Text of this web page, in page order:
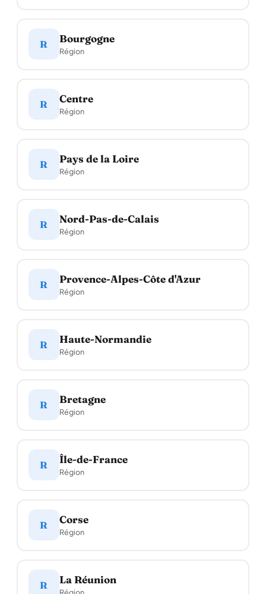
R Bourgogne
Région
R Centre
Région
R Pays de la Loire
Région
R Nord-Pas-de-Calais
Région
R Provence-Alpes-Côte d'Azur
Région
R Haute-Normandie
Région
R Bretagne
Région
R Île-de-France
Région
R Corse
Région
R La Réunion
Région